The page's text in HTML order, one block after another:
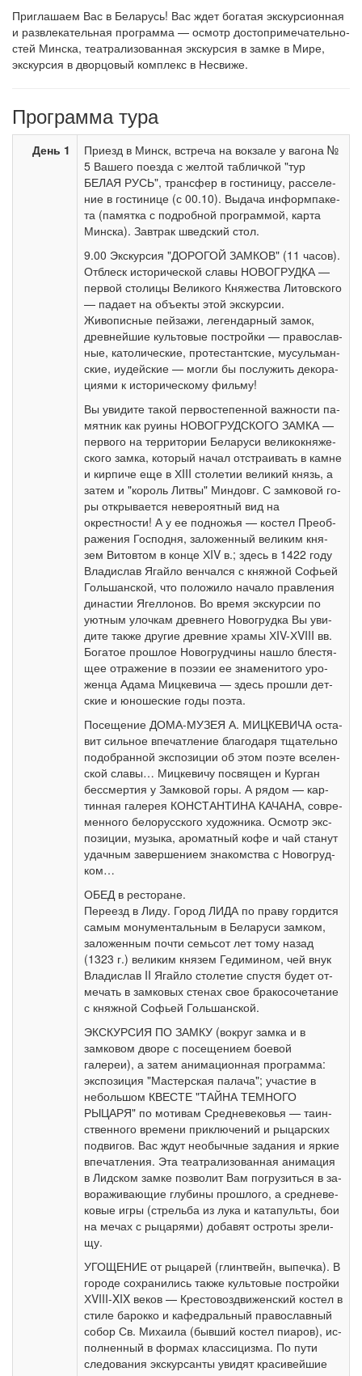
Приглашаем Вас в Бе­ла­русь! Вас ждет бо­га­тая экс­кур­си­он­ная
и раз­вле­ка­тель­ная про­грам­ма — осмотр до­сто­при­ме­ча­тель­но­
стей Мин­ска, театрализованная экскурсия в зам­ке в Мире,
экскурсия в двор­цо­вый ком­плекс в Не­сви­же.
Программа тура
День 1
При­езд в Минск, встре­ча на вок­за­ле у ва­го­на №
5 Ва­ше­го по­ез­да с жел­той таб­лич­кой "тур
БЕЛАЯ РУСЬ", транс­фер в го­сти­ни­цу, рас­се­ле­
ние в го­сти­ни­це (с 00.10). Вы­да­ча ин­форм­па­ке­
та (па­мят­ка с по­дроб­ной про­грам­мой, кар­та
Мин­ска). Завтрак швед­ский стол.
9.00 Экс­кур­сия "ДОРОГОЙ ЗАМКОВ" (11 ча­сов).
От­блеск ис­то­ри­че­ской славы НОВОГРУДКА —
пер­вой сто­ли­цы Ве­ли­ко­го Кня­же­ства Ли­тов­ско­го
— па­да­ет на объ­ек­ты этой экс­кур­сии.
Живописные пей­за­жи, ле­ген­дар­ный за­мок,
древ­ней­шие куль­то­вые постройки — пра­во­слав­
ные, ка­то­ли­че­ские, про­те­стант­ские, му­суль­ман­
ские, иудей­ские — мог­ли бы по­слу­жить де­ко­ра­
ци­я­ми к ис­то­ри­че­ско­му филь­му!
Вы уви­ди­те та­кой пер­во­сте­пен­ной важ­но­сти па­
мят­ник как ру­и­ны НОВОГРУДСКОГО ЗАМКА —
пер­во­го на тер­ри­то­рии Бе­ла­ру­си ве­ли­ко­кня­же­
ско­го зам­ка, ко­то­рый на­чал от­стра­и­вать в кам­не
и кир­пи­че еще в ХIII сто­ле­тии ве­ли­кий князь, а
затем и "ко­роль Лит­вы" Мин­довг. С замковой го­
ры от­кры­ва­ет­ся не­ве­ро­ят­ный вид на
окрестности! А у ее под­но­жья — ко­стел Пре­об­
ра­же­ния Гос­под­ня, за­ло­жен­ный ве­ли­ким кня­
зем Ви­то­втом в кон­це ХIV в.; здесь в 1422 го­ду
Вла­ди­слав Ягай­ло вен­чал­ся с княж­ной Со­фьей
Голь­шан­ской, что по­ло­жи­ло на­ча­ло правления
ди­на­стии Ягел­ло­нов. Во вре­мя экс­кур­сии по
уют­ным улоч­кам древ­не­го Но­во­груд­ка Вы уви­
ди­те так­же дру­гие древние хра­мы ХIV-ХVIII вв.
Бо­га­тое про­шлое Но­во­груд­чи­ны на­шло бле­стя­
щее от­ра­же­ние в по­э­зии ее зна­ме­ни­то­го уро­
жен­ца Ада­ма Миц­ке­ви­ча — здесь про­шли дет­
ские и юно­ше­ские го­ды по­эта.
По­се­ще­ние ДОМА-МУЗЕЯ А. МИЦКЕВИЧА оста­
вит сильное впе­чат­ле­ние благодаря тща­тель­но
по­до­бран­ной экс­по­зи­ции об этом по­эте все­лен­
ской славы… Миц­ке­ви­чу по­свя­щен и Кур­ган
бессмертия у Зам­ко­вой го­ры. А ря­дом — кар­
тин­ная га­ле­рея КОНСТАНТИНА КАЧАНА, со­вре­
мен­но­го бе­ло­рус­ско­го ху­дож­ни­ка. Осмотр экс­
по­зи­ции, музыка, аро­мат­ный ко­фе и чай ста­нут
удач­ным за­вер­ше­ни­ем зна­ком­ства с Но­во­груд­
ком…
ОБЕД в ре­сто­ра­не.
Пе­ре­езд в Ли­ду. Город ЛИДА по пра­ву гор­дит­ся
са­мым мо­ну­мен­таль­ным в Бе­ла­ру­си зам­ком,
за­ло­жен­ным по­чти семь­сот лет то­му на­зад
(1323 г.) ве­ли­ким кня­зем Ге­ди­ми­ном, чей внук
Вла­ди­слав II Ягай­ло сто­ле­тие спу­стя бу­дет от­
ме­чать в зам­ко­вых сте­нах свое бра­ко­со­че­та­ние
с княж­ной Со­фьей Голь­шан­ской.
ЭКСКУРСИЯ ПО ЗАМКУ (вокруг зам­ка и в
замковом дворе с по­се­ще­ни­ем боевой
галереи), а затем анимационная про­грам­ма:
экс­по­зи­ция "Мастерская палача"; уча­стие в
небольшом КВЕСТЕ "ТАЙНА ТЕМНОГО
РЫЦАРЯ" по мо­ти­вам Средне­ве­ко­вья — та­ин­
ствен­но­го вре­ме­ни приключений и ры­цар­ских
подвигов. Вас ждут необычные задания и яр­кие
впе­чат­ле­ния. Эта театрализованная ани­ма­ция
в Лид­ском зам­ке поз­во­лит Вам по­гру­зить­ся в за­
во­ра­жи­ва­ю­щие глу­би­ны про­шло­го, а сред­не­ве­
ко­вые иг­ры (стрель­ба из лу­ка и ка­та­пуль­ты, бои
на ме­чах с ры­ца­ря­ми) до­ба­вят остро­ты зре­ли­
щу.
УГОЩЕНИЕ от ры­ца­рей (глинтвейн, вы­печ­ка). В
го­ро­де со­хра­ни­лись так­же куль­то­вые постройки
ХVIII-XIX ве­ков — Кре­сто­воз­дви­жен­ский ко­стел в
сти­ле ба­рок­ко и ка­фед­раль­ный пра­во­слав­ный
со­бор Св. Ми­ха­и­ла (быв­ший ко­стел пи­а­ров), ис­
пол­нен­ный в фор­мах клас­си­циз­ма. По пу­ти
сле­до­ва­ния экскурсанты уви­дят кра­си­вей­шие